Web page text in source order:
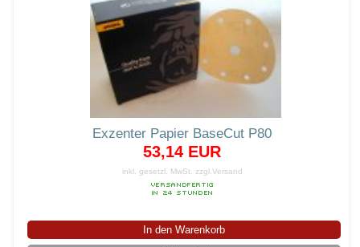
Exzenter Papier BaseCut P80
53,14 EUR
inkl. gesetzl. MwSt. zzgl.Versand
In den Warenkorb